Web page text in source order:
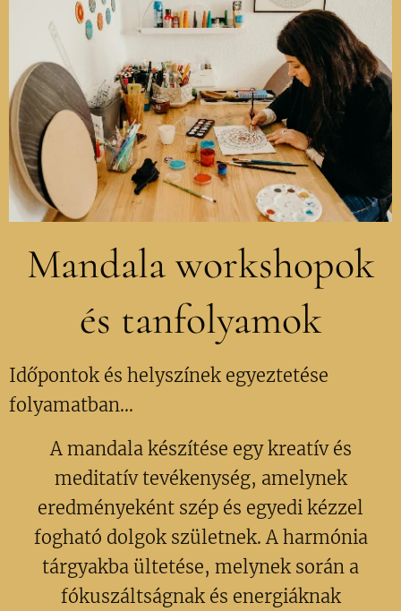
Mandala workshopok
és tanfolyamok
Időpontok és helyszínek egyeztetése
folyamatban...
A mandala készítése egy kreatív és
meditatív tevékenység, amelynek
eredményeként szép és egyedi kézzel
fogható dolgok születnek. A harmónia
tárgyakba ültetése, melynek során a
fókuszáltságnak és energiáknak